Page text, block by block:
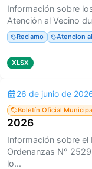
Información sobre
Atención al Vecino
Reclamo Atencion
XLSX
26 de junio de
Boletín Oficial
2026
Información sobre el
Ordenanzas N°
lo...